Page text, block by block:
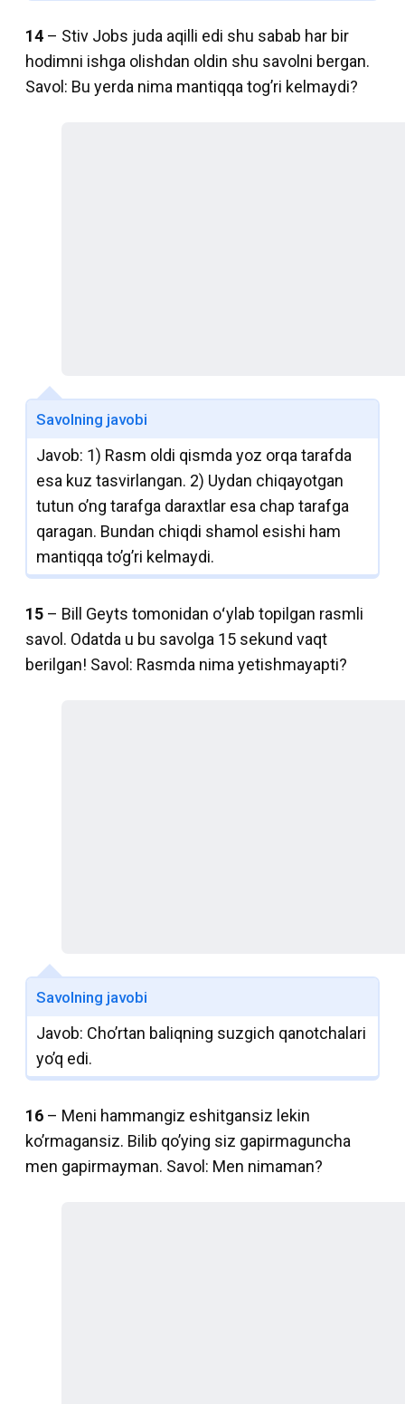
14 – Stiv Jobs juda aqilli edi shu sabab har bir
hodimni ishga olishdan oldin shu savolni bergan.
Savol: Bu yerda nima mantiqqa tog’ri kelmaydi?
Savolning javobi
Javob: 1) Rasm oldi qismda yoz orqa tarafda
esa kuz tasvirlangan. 2) Uydan chiqayotgan
tutun o’ng tarafga daraxtlar esa chap tarafga
qaragan. Bundan chiqdi shamol esishi ham
mantiqqa to’g’ri kelmaydi.
15 – Bill Geyts tomonidan oʻylab topilgan rasmli
savol. Odatda u bu savolga 15 sekund vaqt
berilgan! Savol: Rasmda nima yetishmayapti?
Savolning javobi
Javob: Cho’rtan baliqning suzgich qanotchalari
yo’q edi.
16 – Meni hammangiz eshitgansiz lekin
ko’rmagansiz. Bilib qo’ying siz gapirmaguncha
men gapirmayman. Savol: Men nimaman?